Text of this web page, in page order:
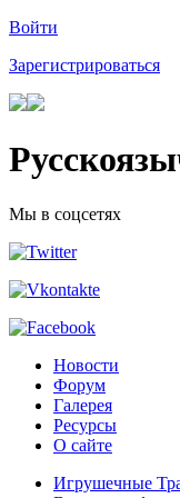
Войти
Зарегистрироваться
Мы в соцсетях
Новости
Форум
Галерея
Ресурсы
О сайте
Игрушечные